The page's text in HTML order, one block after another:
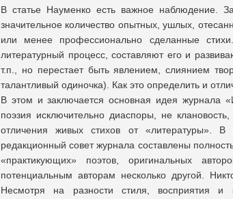
В статье Науменко есть важное наблюдение.
значительное количество опытных, ушлых,
или менее профессионально сделанные
литературный процесс, составляют его и
т.п., но перестает быть явлением, слиянием
талантливый одиночка). Как это определить и
В этом и заключается основная идея журнала
поэзия исключительно диаспоры, не
отличения живых стихов от «литературы».
редакционный совет журнала составлены
«практикующих» поэтов, оригинальных
потенциальным авторам несколько другой.
Несмотря на разности стиля, восприятия и